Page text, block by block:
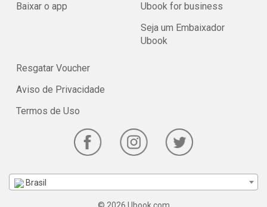
Baixar o app
Ubook for business
Seja um Embaixador
Ubook
Resgatar Voucher
Aviso de Privacidade
Termos de Uso
Brasil